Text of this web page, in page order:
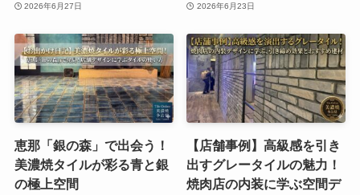
2026年6月27日 2026年6月23日
恵那「銀の森」で出会う！
美濃焼タイルが彩る青と銀
の極上空間
【店舗事例】高級感を引き
出すグレータイルの魅力！
焼肉店の内装に学ぶ空間デ